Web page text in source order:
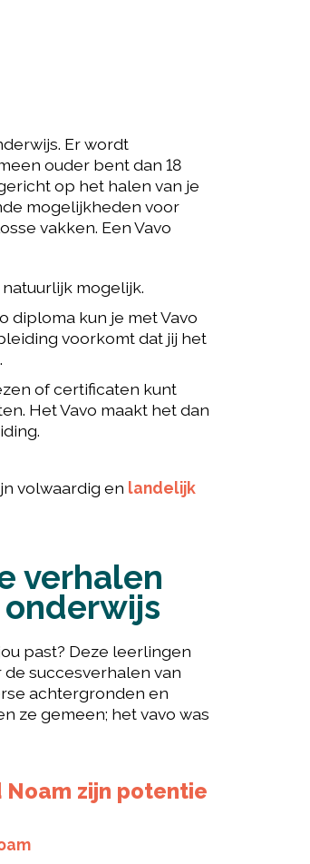
Er wordt
ouder bent dan 18
op het halen van je
mogelijkheden voor
vakken. Een Vavo
mogelijk.
diploma kun je met Vavo
voorkomt dat jij het
of certificaten kunt
Het Vavo maakt het dan
volwaardig en landelijk
verhalen
past? Deze leerlingen
succesverhalen van
achtergronden en
ze gemeen; het vavo was
Noam zijn potentie